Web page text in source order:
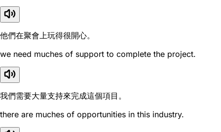
他們在聚會上玩得很開心。
we need muches of support to complete the project.
我們需要大量支持來完成這個項目。
there are muches of opportunities in this industry.